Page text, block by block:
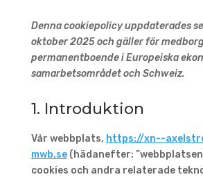
Denna cookiepolicy uppdaterades
oktober 2025 och gäller för
permanentboende i Europeiska
samarbetsområdet och Schweiz.
1. Introduktion
Vår webbplats, https://xn--
mwb.se(hädanefter:
cookies och andra relaterade